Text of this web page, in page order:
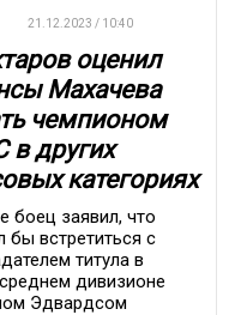
21.12.2023 / 10:40
оценил
Махачева
чемпионом
в других
категориях
боец заявил, что
бы встретиться с
титула в
дивизионе
Эдвардсом